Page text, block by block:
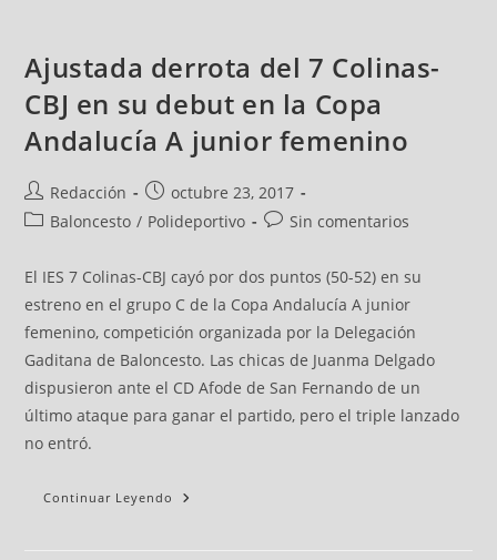
Ajustada derrota del 7 Colinas-
CBJ en su debut en la Copa
Andalucía A junior femenino
Redacción
octubre 23, 2017
Baloncesto / Polideportivo Sin comentarios
El IES 7 Colinas-CBJ cayó por dos puntos (50-52) en su
estreno en el grupo C de la Copa Andalucía A junior
femenino, competición organizada por la Delegación
Gaditana de Baloncesto. Las chicas de Juanma Delgado
dispusieron ante el CD Afode de San Fernando de un
último ataque para ganar el partido, pero el triple lanzado
no entró.
Continuar Leyendo